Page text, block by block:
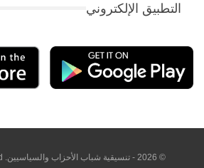
التطبيق الإلكتروني
© 2026 - تنسيقية شباب الأحزاب والسياسيين. All Rights Reserved.